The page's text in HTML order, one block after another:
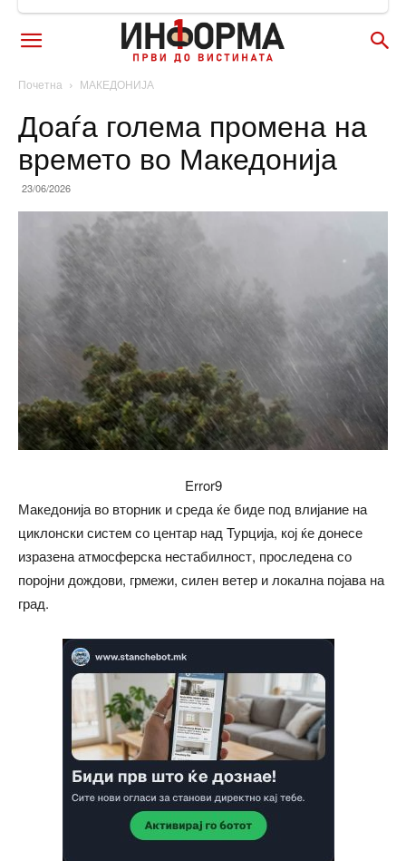
Почетна МАКЕДОНИЈА
Доаѓа голема промена на
времето во Македонија
23/06/2026
Error9
Македонија во вторник и среда ќе биде под влијание на
циклонски систем со центар над Турција, кој ќе донесе
изразена атмосферска нестабилност, проследена со
поројни дождови, грмежи, силен ветер и локална појава на
град.